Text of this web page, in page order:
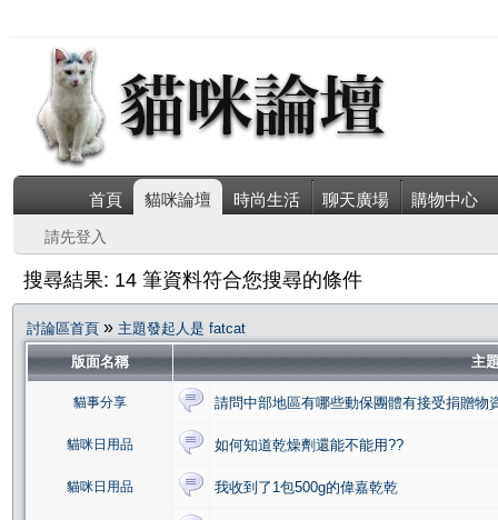
首頁 貓咪論壇 時尚生活 聊天廣場 購物中心
請先登入
搜尋結果: 14 筆資料符合您搜尋的條件
討論區首頁 » 主題發起人是 fatcat
版面名稱
主
貓事分享 請問中部地區有哪些動保團體有接受捐贈物
貓咪日用品 如何知道乾燥劑還能不能用??
貓咪日用品 我收到了1包500g的偉嘉乾乾